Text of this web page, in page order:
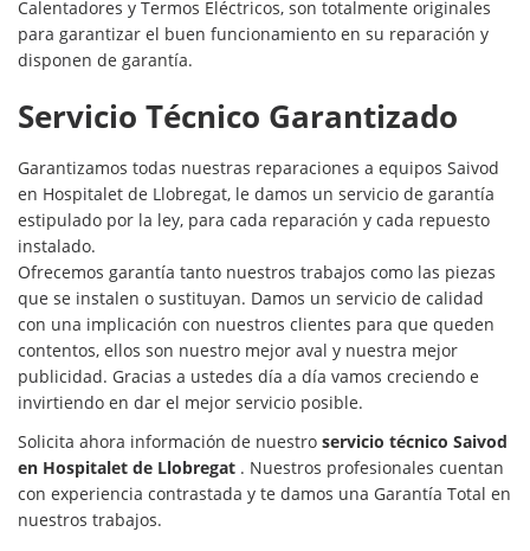
Calentadores y Termos Eléctricos, son totalmente originales
para garantizar el buen funcionamiento en su reparación y
disponen de garantía.
Servicio Técnico Garantizado
Garantizamos todas nuestras reparaciones a equipos Saivod
en Hospitalet de Llobregat, le damos un servicio de garantía
estipulado por la ley, para cada reparación y cada repuesto
instalado.
Ofrecemos garantía tanto nuestros trabajos como las piezas
que se instalen o sustituyan. Damos un servicio de calidad
con una implicación con nuestros clientes para que queden
contentos, ellos son nuestro mejor aval y nuestra mejor
publicidad. Gracias a ustedes día a día vamos creciendo e
invirtiendo en dar el mejor servicio posible.
Solicita ahora información de nuestro servicio técnico Saivod
en Hospitalet de Llobregat . Nuestros profesionales cuentan
con experiencia contrastada y te damos una Garantía Total en
nuestros trabajos.